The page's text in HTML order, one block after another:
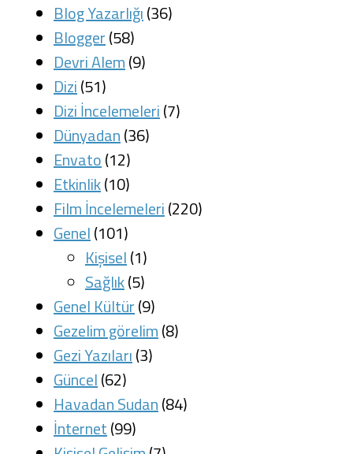
Blog Yazarlığı(36)
Blogger(58)
Devri Alem(9)
Dizi(51)
Dizi İncelemeleri(7)
Dünyadan(36)
Envato(12)
Etkinlik(10)
Film İncelemeleri(220)
Genel(101)
Kişisel(1)
Sağlık(5)
Genel Kültür(9)
Gezelim görelim(8)
Gezi Yazıları(3)
Güncel(62)
Havadan Sudan(84)
İnternet(99)